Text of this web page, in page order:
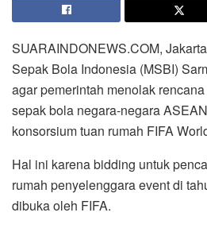
SUARAINDONEWS.COM,
Sepak Bola Indonesia (MSBI)
agar pemerintah menolak
sepak bola negara-negara
konsorsium tuan rumah FIFA
Hal ini karena bidding untuk
rumah penyelenggara event di
dibuka oleh FIFA.